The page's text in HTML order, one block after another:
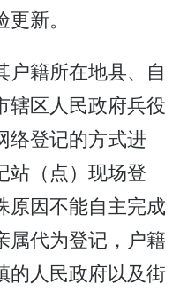
新。
户籍所在地县、自
辖区人民政府兵役
络登记的方式进
站（点）现场登
原因不能自主完成
属代为登记，户籍
的人民政府以及街